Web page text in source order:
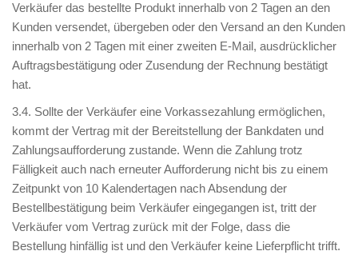
Verkäufer das bestellte Produkt innerhalb von 2 Tagen an den
Kunden versendet, übergeben oder den Versand an den Kunden
innerhalb von 2 Tagen mit einer zweiten E-Mail, ausdrücklicher
Auftragsbestätigung oder Zusendung der Rechnung bestätigt
hat.
3.4. Sollte der Verkäufer eine Vorkassezahlung ermöglichen,
kommt der Vertrag mit der Bereitstellung der Bankdaten und
Zahlungsaufforderung zustande. Wenn die Zahlung trotz
Fälligkeit auch nach erneuter Aufforderung nicht bis zu einem
Zeitpunkt von 10 Kalendertagen nach Absendung der
Bestellbestätigung beim Verkäufer eingegangen ist, tritt der
Verkäufer vom Vertrag zurück mit der Folge, dass die
Bestellung hinfällig ist und den Verkäufer keine Lieferpflicht trifft.